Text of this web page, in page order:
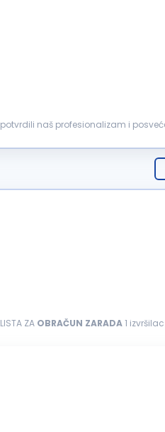
naš profesionalizam i
ZA OBRAČUN ZARADA